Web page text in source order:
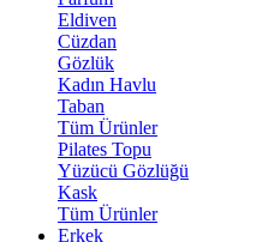
Eldiven
Cüzdan
Gözlük
Kadın Havlu
Taban
Tüm Ürünler
Pilates Topu
Yüzücü Gözlüğü
Kask
Tüm Ürünler
Erkek